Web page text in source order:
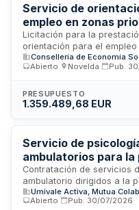
Servicio de
empleo en zonas
Licitación para la
orientación para el
Alicante: Entre Castillos y
la Agencia Local de
desempleados,
laboral y prospección de
adicionales, garantizando
optimización de recursos
Abierto
Novelda Pub.
PRESUPUESTO
1.359.489,68 EUR
Servicio de
ambulatorios para
UMIVALE Activa
Contratación de servicios
ambulatorio dirigidos a la
Activa, Mutua
3, así como a trabajadores
Umivale Activa, Mutua
Abierto
Pub. 30/07/2026